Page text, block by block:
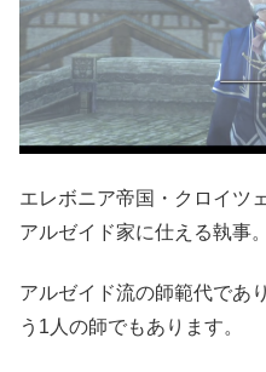
エレボニア帝国・クロイツ
アルゼイド家に仕える執事。
アルゼイド流の師範代であ
う1人の師でもあります。